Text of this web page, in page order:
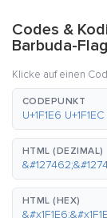
Codes &
Barbuda-
Klicke auf einen
CODEPUNKT
U+1F1E6 U+1F1EC
HTML (DEZIMAL)
HTML (HEX)